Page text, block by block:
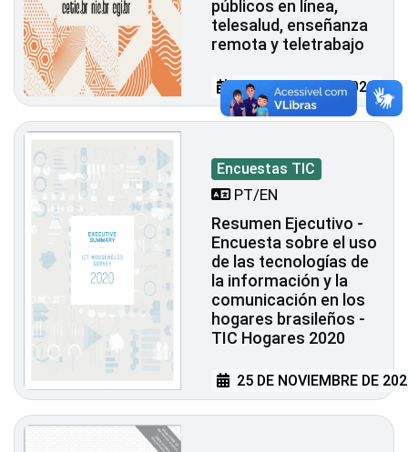
públicos en línea,
telesalud, enseñanza
remota y teletrabajo
04 DE ABRIL DE 2022
Encuestas TIC
PT/EN
Resumen Ejecutivo -
Encuesta sobre el uso
de las tecnologías de
la información y la
comunicación en los
hogares brasileños -
TIC Hogares 2020
25 DE NOVIEMBRE DE